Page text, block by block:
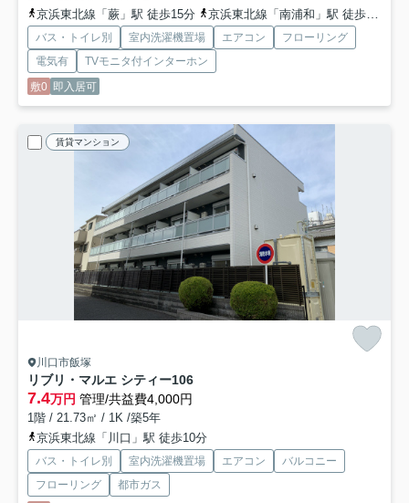
京浜東北線「蕨」駅 徒歩15分
京浜東北線「南浦和」駅 徒歩24分
バス・トイレ別 室内洗濯機置場 エアコン
フローリング
電気有
TVモニタ付インターホン
敷0 即入居可
賃貸マンション
川口市飯塚
リブリ・マルエ シティー106
7.4万円 管理/共益費4,000円
1階 / 21.73㎡ / 1K /築5年
京浜東北線「川口」駅 徒歩10分
バス・トイレ別 室内洗濯機置場 エアコン
バルコニー
フローリング
都市ガス